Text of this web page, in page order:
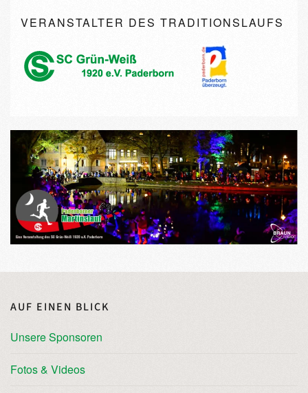
VERANSTALTER DES TRADITIONSLAUFS
AUF EINEN BLICK
Unsere Sponsoren
Fotos & Videos